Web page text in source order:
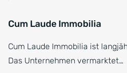
Cum Laude Immobilia
Cum Laude Immobilia ist
Das Unternehmen vermarktet…